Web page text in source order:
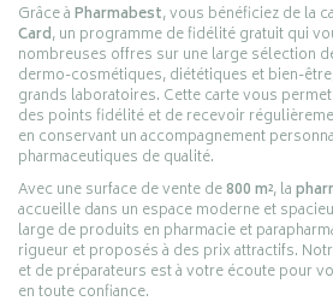
Grâce àPharmabest, vous bénéficiez de la
Card, un programme de fidélité gratuit qui
nombreuses offres sur une large sélection
dermo-cosmétiques, diététiques et bien-
grands laboratoires. Cette carte vous
des points fidélité et de recevoir
en conservant un accompagnement
pharmaceutiques de qualité.
Avec une surface de vente de800 m², la
accueille dans un espace moderne et
large de produits en pharmacie et
rigueur et proposés à des prix attractifs.
et de préparateurs est à votre écoute pour
en toute confiance.